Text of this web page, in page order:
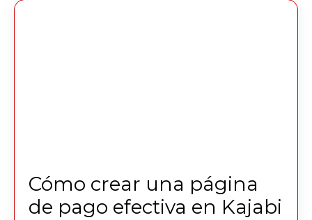
Cómo crear una página
de pago efectiva en Kajabi